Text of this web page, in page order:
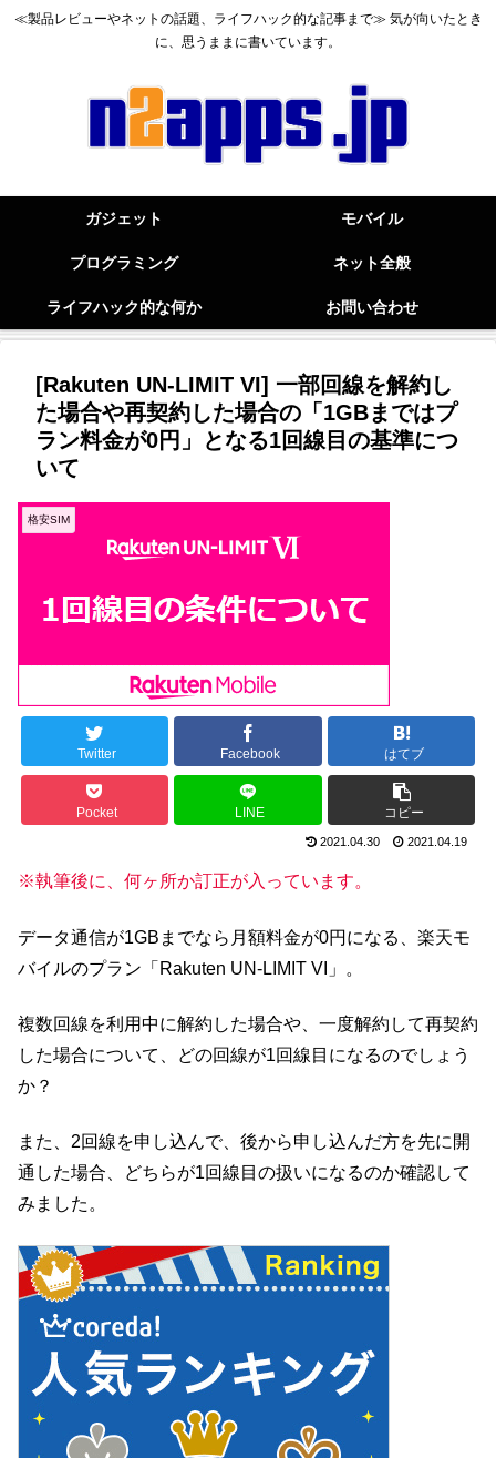
≪製品レビューやネットの話題、ライフハック的な記事まで≫ 気が向いたとき
に、思うままに書いています。
ガジェット モバイル
プログラミング ネット全般
ライフハック的な何か お問い合わせ
[Rakuten UN-LIMIT VI] 一部回線を解約し
た場合や再契約した場合の「1GBまではプ
ラン料金が0円」となる1回線目の基準につ
いて
格安SIM
Twitter Facebook はてブ
Pocket LINE コピー
2021.04.30 2021.04.19
※執筆後に、何ヶ所か訂正が入っています。
データ通信が1GBまでなら月額料金が0円になる、楽天モ
バイルのプラン「Rakuten UN-LIMIT VI」。
複数回線を利用中に解約した場合や、一度解約して再契約
した場合について、どの回線が1回線目になるのでしょう
か？
また、2回線を申し込んで、後から申し込んだ方を先に開
通した場合、どちらが1回線目の扱いになるのか確認して
みました。